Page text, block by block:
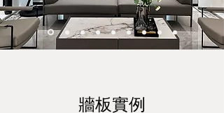
牆板實例